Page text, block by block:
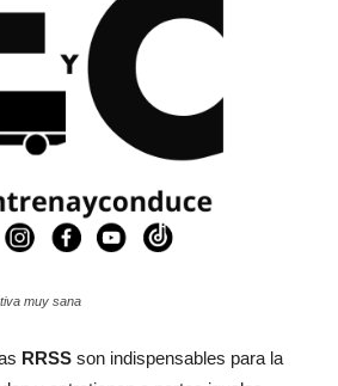
muy sana
RRSS son indispensables para la